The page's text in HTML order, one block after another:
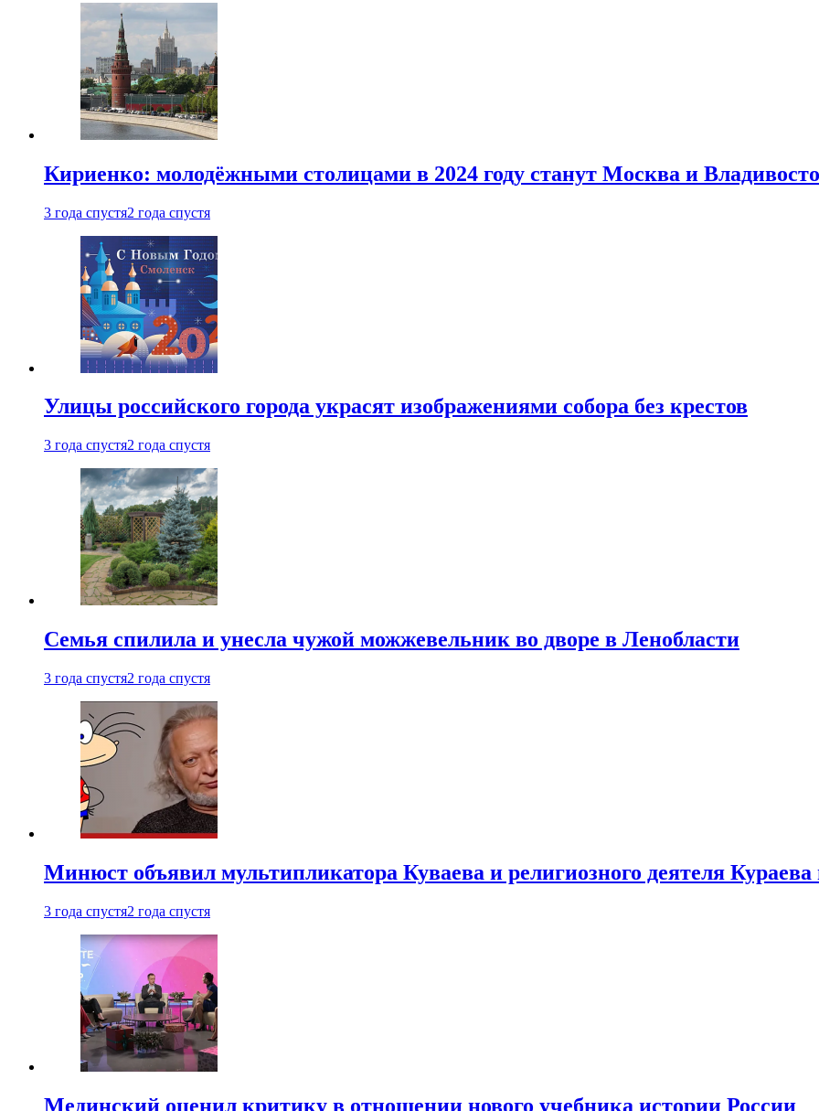
Кириенко: молодёжными столицами в 2024 году станут Москва и
3 года спустя2 года спустя
Улицы российского города украсят изображениями собора без крестов
3 года спустя2 года спустя
Семья спилила и унесла чужой можжевельник во дворе в Ленобласти
3 года спустя2 года спустя
Минюст объявил мультипликатора Куваева и религиозного деятеля
3 года спустя2 года спустя
Мединский оценил критику в отношении нового учебника истории России